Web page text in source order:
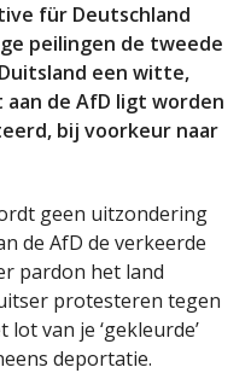
für Deutschland
peilingen de tweede
een witte,
de AfD ligt worden
bij voorkeur naar
geen uitzondering
de AfD de verkeerde
pardon het land
protesteren tegen
van je ‘gekleurde’
deportatie.